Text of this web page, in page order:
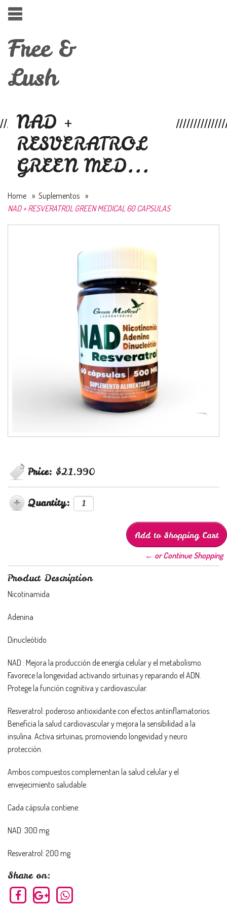
Free &
Lush
NAD +
RESVERATROL
GREEN MED...
Home » Suplementos »
NAD + RESVERATROL GREEN MEDICAL 60 CAPSULAS
Price: $21.990
Quantity:
← or Continue Shopping
Product Description
Nicotinamida
Adenina
Dinucleótido
NAD : Mejora la producción de energía celular y el metabolismo.
Favorece la longevidad activando sirtuinas y reparando el ADN.
Protege la función cognitiva y cardiovascular.
Resveratrol: poderoso antioxidante con efectos antiinflamatorios.
Beneficia la salud cardiovascular y mejora la sensibilidad a la
insulina. Activa sirtuinas, promoviendo longevidad y neuro
protección.
Ambos compuestos complementan la salud celular y el
envejecimiento saludable.
Cada cápsula contiene:
NAD: 300 mg
Resveratrol: 200 mg
Share on: